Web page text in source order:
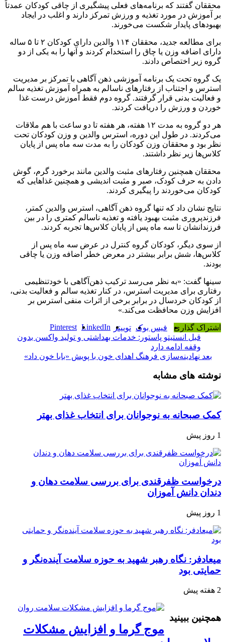
محققان گفتند که برنامه‌های فعلی پیشگیری از چاقی کودکان عمدتاً
بر آموزش در مورد تغذیه و ورزش تمرکز دارند و اغلب در ایجاد
بهبودهای پایدار شکست می‌خورند.
برای مطالعه جدید، محققان ۱۱۴ والدین دارای کودکان ۲ تا ۵ ساله
دارای اضافه وزن یا چاق را استخدام کردند و آنها را به یکی از دو
گروه زیر اختصاص دادند.
یک گروه تحت یک برنامه آموزشی ذهن آگاهی با تمرکز بر مدیریت
استرس و اجتناب از رفتارهای ناسالم به همراه آموزش تغذیه سالم
و فعالیت بدنی قرار گرفتند. گروه دوم فقط آموزش درست غذا
خوردن و ورزش را دریافت کردند.
هر دو گروه به مدت ۱۲ هفته، هر هفته تا دو ساعت با هم ملاقات
می‌کردند. در طول این دوره، استرس والدین و وزن کودکان تحت
نظر بود و محققان وزن کودکان را به مدت سه ماه پس از پایان
کلاس‌ها زیر نظر داشتند.
محققان همچنین رفتارهای مثبت والدین مانند برخورد گرم، گوش
دادن به حرف کودک، صبر و مثبت اندیشی و همچنین غذاهایی که
کودکان می‌خوردند را پیگیری کردند.
نتایج نشان داد که تنها گروه ذهن آگاهی، استرس والدین کمتر،
فرزندپروری مثبت بهبود یافته و تغذیه ناسالم کمتری را در بین
فرزندانشان تا سه ماه پس از پایان کلاس‌ها تجربه کردند.
از سوی دیگر، کودکان گروه کنترل در عرض سه ماه پس از
کلاس‌ها، شش برابر بیشتر در معرض خطر اضافه وزن یا چاقی
بودند.
سینها گفت: «به نظر می‌رسد ترکیب ذهن‌آگاهی با خودتنظیمی
رفتاری برای مدیریت استرس، در کنار تغذیه سالم و فعالیت بدنی،
از کودکان خردسال در برابر برخی از اثرات منفی استرس بر
افزایش وزن محافظت می‌کند.»
اشتراک گذاری فیس بوک توییتر LinkedIn
Pinterest
قبل انستیتو پاستور: خدمات بهداشتی و تولید واکسن بدون
وقفه ادامه دارد
بعد نهادینه‌سازی فرهنگ اهدای خون با پویش «بابا خون داد»
نوشته های مشابه
کمک صبحانه به نوجوانان برای انتخاب غذای بهتر
1 روز پیش
درخواست ظفرقندی برای بررسی سلامت دهان و
دندان دانش آموزان
1 روز پیش
میعادفر: نگاه رهبر شهید به حوزه سلامت آینده‌نگر و
حمایتی بود
2 هفته پیش
همچنین ببینید
موج گرما و افزایش مشکلات